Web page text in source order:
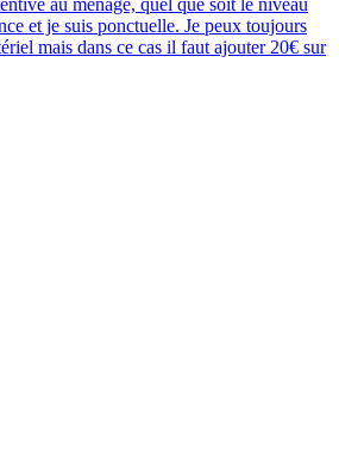
et je suis ponctuelle. Je peux toujours
mais dans ce cas il faut ajouter 20€ sur